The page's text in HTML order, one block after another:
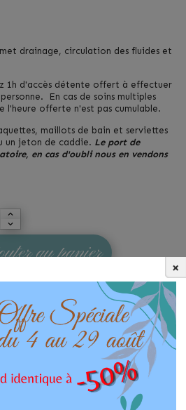
drainage, circulation des fluides et
1h d'accès détente offert à effectuer
En cas de soins multiples
l'heure offerte n'est pas cumulable.
maillots de bain et serviettes
un jeton de caddie. Le port de
en cas d'oubli nous en vendons
au panier
×